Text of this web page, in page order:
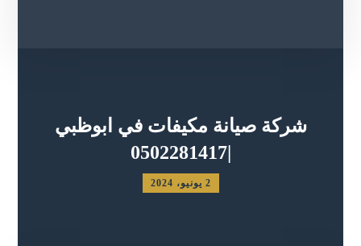
شركة صيانة مكيفات في ابوظبي
|0502281417
2 يونيو، 2024